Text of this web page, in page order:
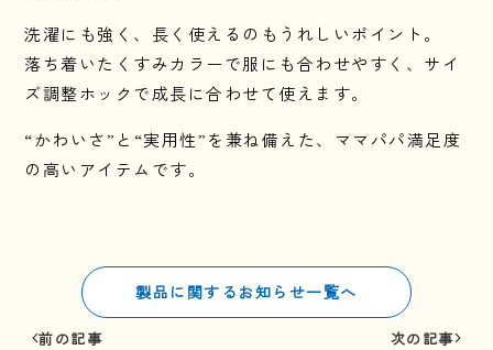
Amazon
楽天市場
洗濯にも強く、長く使えるのもうれしいポイント。
落ち着いたくすみカラーで服にも合わせやすく、サイ
ズ調整ホックで成長に合わせて使えます。
“かわいさ”と“実用性”を兼ね備えた、ママパパ満足度
の高いアイテムです。
製品に関するお知らせ一覧へ
前の記事 次の記事